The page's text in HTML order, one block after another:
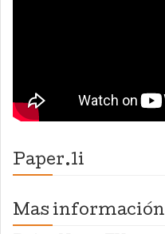
Paper.li
Mas información